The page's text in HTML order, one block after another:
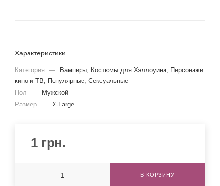
Характеристики
Категория —
Вампиры, Костюмы для Хэллоуина, Персонажи
кино и ТВ, Популярные, Сексуальные
Пол
—
Мужской
Размер — X-Large
1 грн.
В КОРЗИНУ